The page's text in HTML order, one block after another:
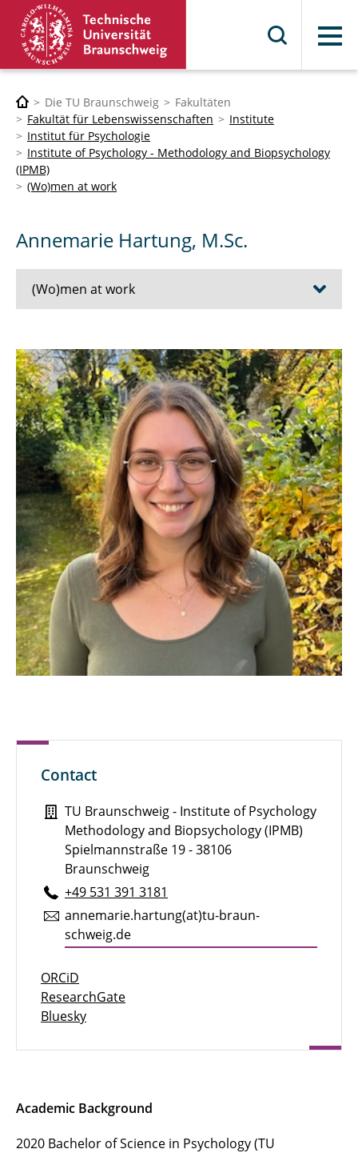
Menü
Die TU Braunschweig
Fakultäten
Fakultät für Lebenswissenschaften
Institute
Institut für Psychologie
Institute of Psychology - Methodology and Biopsychology
(IPMB)
(Wo)men at work
Annemarie Hartung, M.Sc.
(Wo)men at work
Anja Renneisen
Hon.-Prof. Dr. med. René Brouwer, FETCS
Dr. rer. nat. Farina Wille
Jan de Haan, M.Sc.
Annemarie Hartung, M.Sc.
Karoline Misch, M.Sc.
Alex Rieger, M.Sc., M.Sc.
Jona Bruns, B.Sc.
Contact
TU Braunschweig - Institute of Psychology
Methodology and Biopsychology (IPMB)
Spielmannstraße 19 - 38106
Braunschweig
+49 531 391 3181
an­ne­ma­rie.hartung(at)tu-braun­
schweig.de
ORCiD
ResearchGate
Bluesky
Academic Background
2020 Bachelor of Science in Psychology (TU